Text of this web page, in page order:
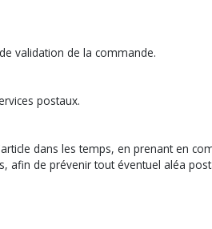
validation de la commande.
postaux.
dans les temps, en prenant en
afin de prévenir tout éventuel aléa